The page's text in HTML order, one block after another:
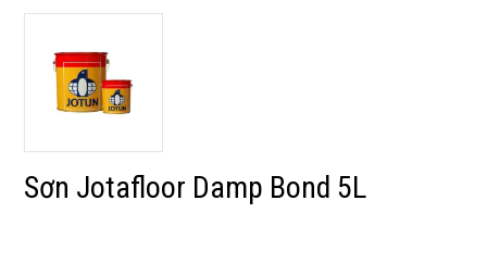
Sơn Jotafloor Damp Bond 5L